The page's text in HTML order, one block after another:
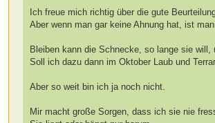
Ich freue mich richtig über die gute
Aber wenn man gar keine Ahnung hat, ist
Bleiben kann die Schnecke, so lange sie
Soll ich dazu dann im Oktober Laub und
Aber so weit bin ich ja noch nicht.
Mir macht große Sorgen, dass ich sie nie